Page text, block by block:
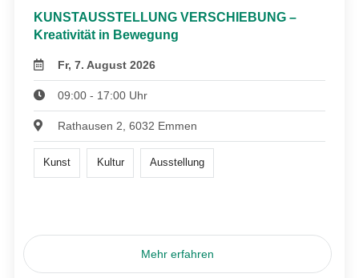
KUNSTAUSSTELLUNG VERSCHIEBUNG –
Kreativität in Bewegung
Fr, 7. August 2026
09:00 - 17:00 Uhr
Rathausen 2, 6032 Emmen
Kunst Kultur Ausstellung
Mehr erfahren